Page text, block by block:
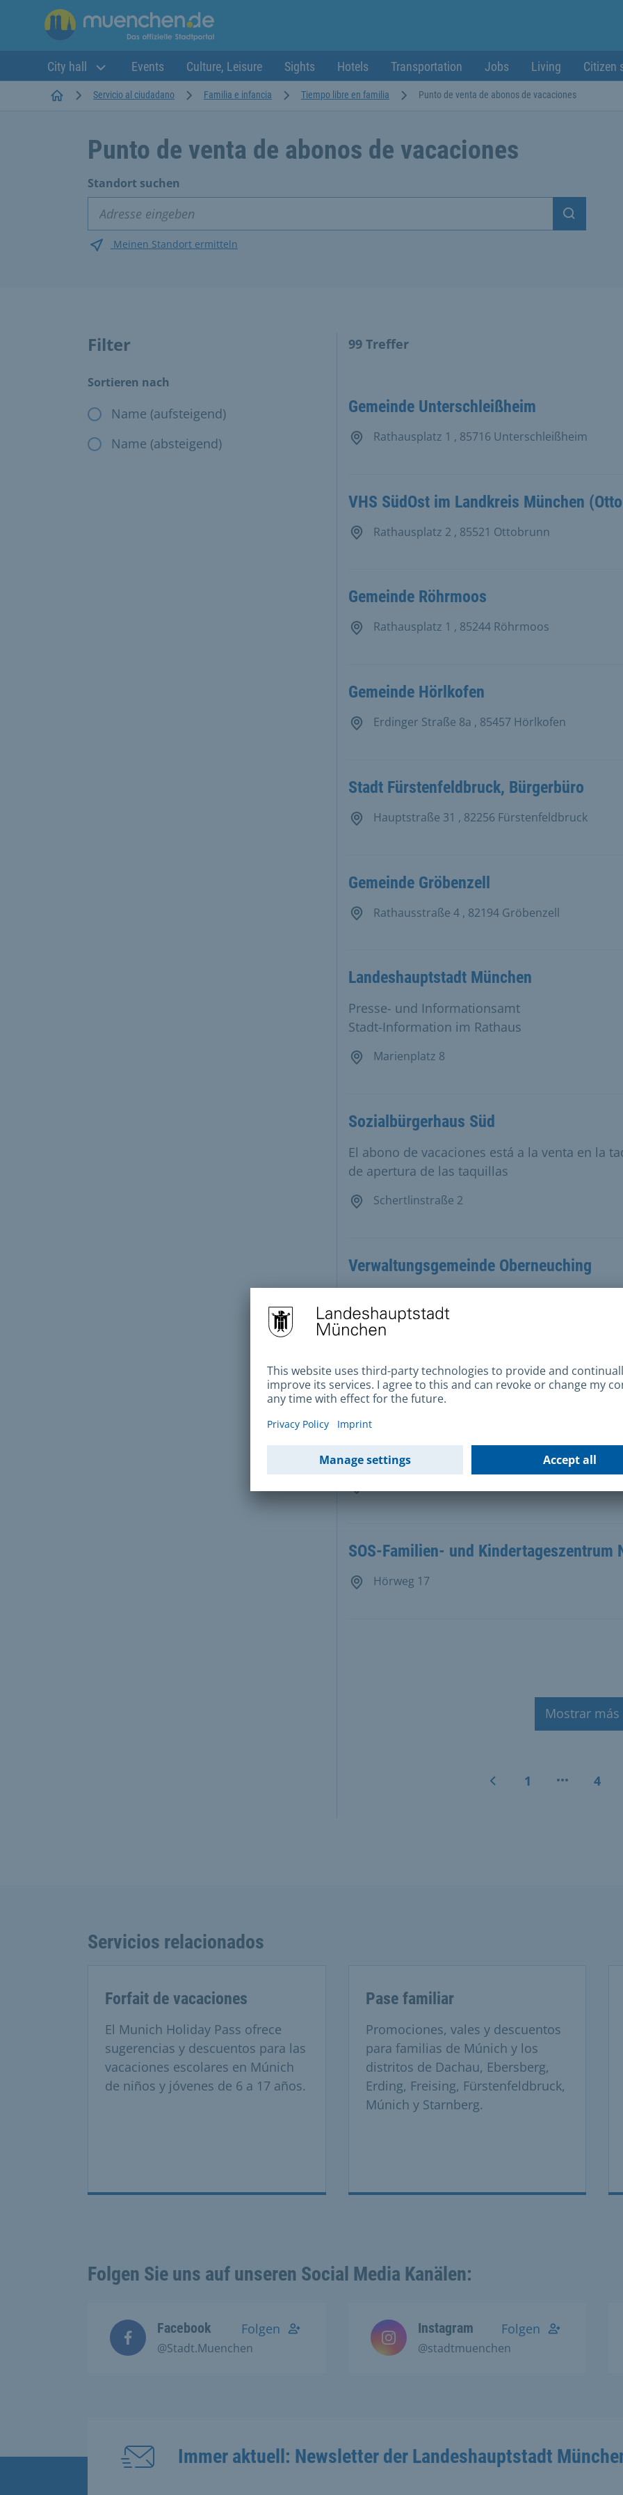
City hall Events Culture, Leisure Sights Hotels Transportation Jobs Living Citizen
StartseiteServicio al ciudadano Familia e infancia Tiempo libre en familia Punto de venta de abonos de vacaciones
Punto de venta de abonos de vacaciones
Standort suchen
Suchen
Meinen Standort ermitteln
Filter
Das Ändern der Filter, ändert die angezeigten Ergebnisse in der Ergebnisliste und Karte.
Sortieren nach
Name (aufsteigend)
Name (absteigend)
99Treffer
Gemeinde Unterschleißheim
Rathausplatz 1 , 85716 Unterschleißheim
VHS SüdOst im Landkreis München
Rathausplatz 2 , 85521 Ottobrunn
Gemeinde Röhrmoos
Rathausplatz 1 , 85244 Röhrmoos
Gemeinde Hörlkofen
Erdinger Straße 8a , 85457 Hörlkofen
Stadt Fürstenfeldbruck, Bürgerbüro
Hauptstraße 31 , 82256 Fürstenfeldbruck
Gemeinde Gröbenzell
Rathausstraße 4 , 82194 Gröbenzell
Presse- und Informationsamt
Stadt-Information im Rathaus
Landeshauptstadt München
Marienplatz 8
Sozialbürgerhaus Süd
El abono de vacaciones está a la venta en la
de apertura de las taquillas
Schertlinstraße 2
Verwaltungsgemeinde Oberneuching
Erdinger Straße 30a , 85452 Moosinning
Gemeinde Grünwald
SOS-Familien- und Kindertageszentrum
Hörweg 17
Mostrar más
1 4
Servicios relacionados
Forfait de vacaciones
El Munich Holiday Pass ofrece
sugerencias y descuentos para las
vacaciones escolares en Múnich
de niños y jóvenes de 6 a 17 años.
Pase familiar
Promociones, vales y descuentos
para familias de Múnich y los
distritos de Dachau, Ebersberg,
Erding, Freising, Fürstenfeldbruck,
Múnich y Starnberg.
Folgen Sie uns auf unseren Social Media Kanälen:
Facebook
@Stadt.Muenchen
Folgen Instagram
@stadtmuenchen
Folgen
Immer aktuell: Newsletter der Landeshauptstadt